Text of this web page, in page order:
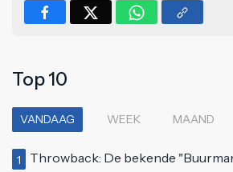
Top 10
VANDAAG WEEK MAAND
1 Throwback: De bekende "Buurman, wat doet u nu?"-